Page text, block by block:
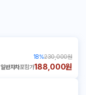
18%230,000원
일반자차포함가188,000원